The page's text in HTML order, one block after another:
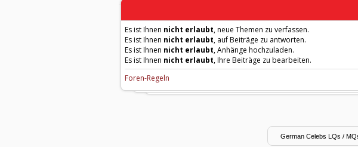
Es ist Ihnen nicht erlaubt, neue Themen zu verfassen.
Es ist Ihnen nicht erlaubt, auf Beiträge zu antworten.
Es ist Ihnen nicht erlaubt, Anhänge hochzuladen.
Es ist Ihnen nicht erlaubt, Ihre Beiträge zu bearbeiten.
Foren-Regeln